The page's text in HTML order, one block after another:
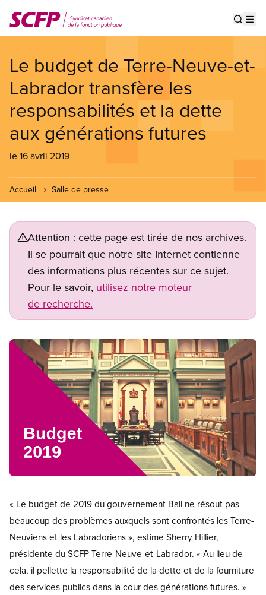
au
contenu
Le budget de Terre-Neuve-et-
Labrador transfère les
responsabilités et la dette
aux générations futures
le 16 avril 2019
Accueil Salle de presse
Attention : cette page est tirée de nos archives.
Il se pourrait que notre site Internet contienne
des informations plus récentes sur ce sujet.
Pour le savoir, utilisez notre moteur
de recherche.
Image
« Le budget de 2019 du gouvernement Ball ne résout pas
beaucoup des problèmes auxquels sont confrontés les Terre-
Neuviens et les Labradoriens », estime Sherry Hillier,
présidente du SCFP-Terre-Neuve-et-Labrador. « Au lieu de
cela, il pellette la responsabilité de la dette et de la fourniture
des services publics dans la cour des générations futures. »